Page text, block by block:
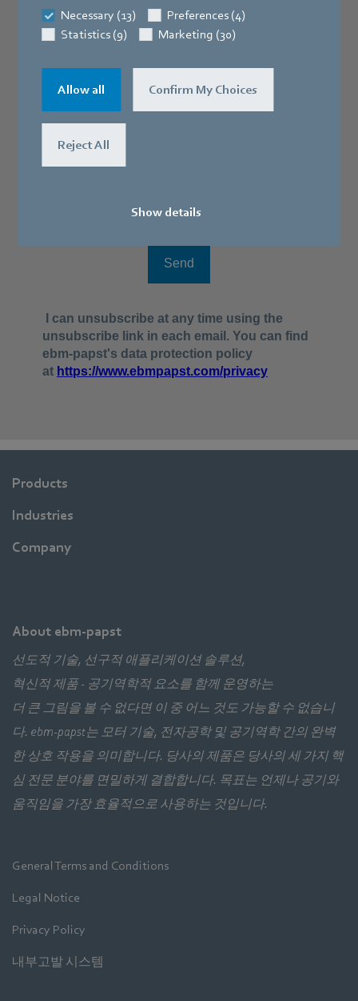
Necessary (13)
Preferences (4)
Statistics (9)
Marketing (30)
Allow all Confirm My Choices
Reject All
Show details
Products
Industries
Company
About ebm-papst
선도적 기술, 선구적 애플리케이션 솔루션,
혁신적 제품 - 공기역학적 요소를 함께 운영하는
더 큰 그림을 볼 수 없다면 이 중 어느 것도 가능할 수 없습니
다. ebm‑papst는 모터 기술, 전자공학 및 공기역학 간의 완벽
한 상호 작용을 의미합니다. 당사의 제품은 당사의 세 가지 핵
심 전문 분야를 면밀하게 결합합니다. 목표는 언제나 공기와
움직임을 가장 효율적으로 사용하는 것입니다.
General Terms and Conditions
Legal Notice
Privacy Policy
내부고발 시스템